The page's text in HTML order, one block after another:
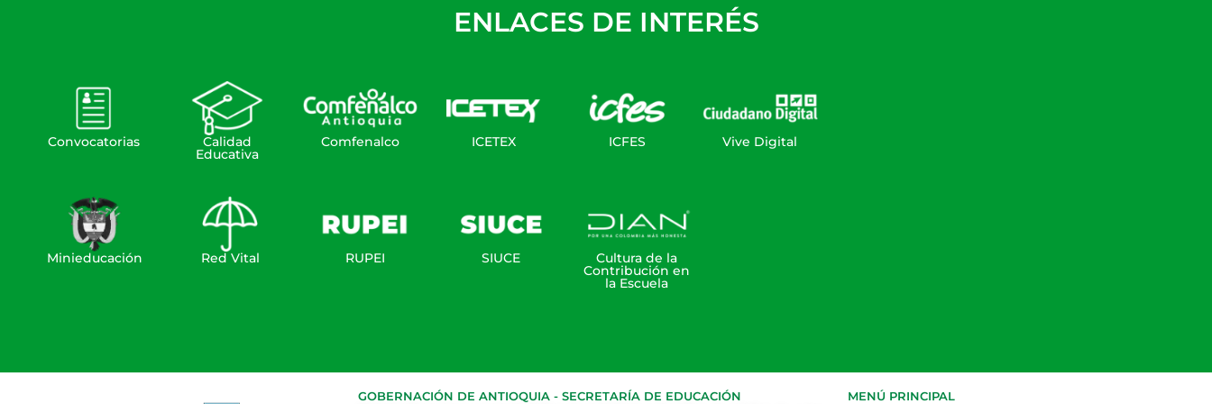
ENLACES DE INTERÉS
Convocatorias Calidad
Educativa
Comfenalco ICETEX ICFES Vive Digital
Minieducación Red Vital RUPEI SIUCE Cultura de la
Contribución en
la Escuela
GOBERNACIÓN DE ANTIOQUIA - SECRETARÍA DE EDUCACIÓN
MENÚ PRINCIPAL